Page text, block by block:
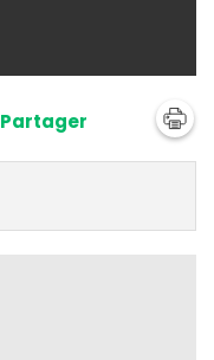
Partager